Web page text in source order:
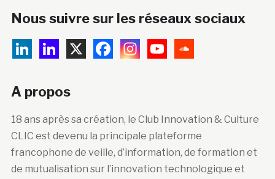
Nous suivre sur les réseaux sociaux
A propos
18 ans après sa création, le Club Innovation & Culture
CLIC est devenu la principale plateforme
francophone de veille, d’information, de formation et
de mutualisation sur l’innovation technologique et